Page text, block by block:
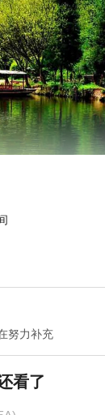
努力补充
看了